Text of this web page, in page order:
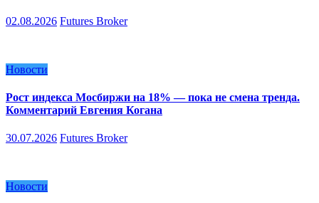
02.08.2026 Futures Broker
Новости
Рост индекса Мосбиржи на 18% — пока не смена тренда.
Комментарий Евгения Когана
30.07.2026 Futures Broker
Новости